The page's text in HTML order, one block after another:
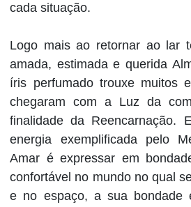
cada situação.
Logo mais ao retornar ao lar
amada, estimada e querida
íris perfumado trouxe muitos
chegaram com a Luz da
finalidade da Reencarnação.
energia exemplificada pelo
Amar é expressar em
confortável no mundo no qual
e no espaço, a sua bondade